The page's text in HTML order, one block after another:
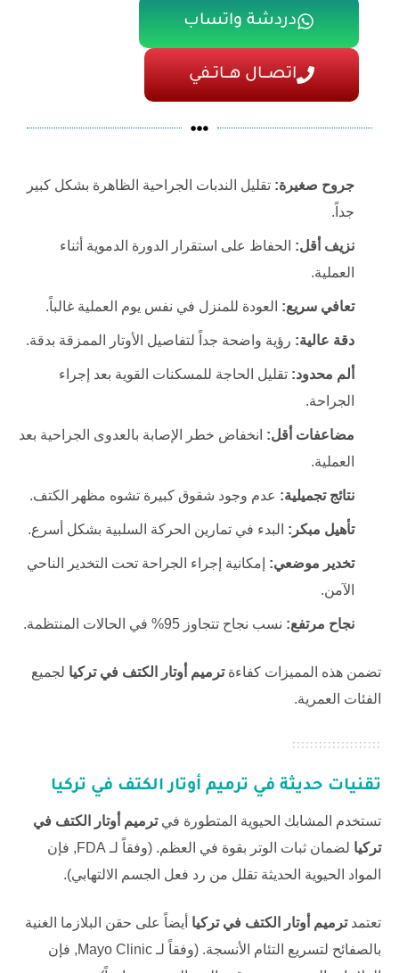
دردشة واتساب
اتصـــال هـــاتــفي
جروح صغيرة: تقليل الندبات الجراحية الظاهرة بشكل كبير
جداً.
نزيف أقل: الحفاظ على استقرار الدورة الدموية أثناء
العملية.
تعافي سريع: العودة للمنزل في نفس يوم العملية غالباً.
دقة عالية: رؤية واضحة جداً لتفاصيل الأوتار الممزقة بدقة.
ألم محدود: تقليل الحاجة للمسكنات القوية بعد إجراء
الجراحة.
مضاعفات أقل: انخفاض خطر الإصابة بالعدوى الجراحية بعد
العملية.
نتائج تجميلية: عدم وجود شقوق كبيرة تشوه مظهر الكتف.
تأهيل مبكر: البدء في تمارين الحركة السلبية بشكل أسرع.
تخدير موضعي: إمكانية إجراء الجراحة تحت التخدير الناحي
الآمن.
نجاح مرتفع: نسب نجاح تتجاوز 95% في الحالات المنتظمة.
تضمن هذه المميزات كفاءةترميم أوتار الكتف في تركيا لجميع
الفئات العمرية.
تقنيات حديثة في ترميم أوتار الكتف في تركيا
تستخدم المشابك الحيوية المتطورة فيترميم أوتار الكتف في
تركيا لضمان ثبات الوتر بقوة في العظم. (وفقاً لـ FDA, فإن
المواد الحيوية الحديثة تقلل من رد فعل الجسم الالتهابي).
تعتمدترميم أوتار الكتف في تركيا أيضاً على حقن البلازما الغنية
بالصفائح لتسريع التئام الأنسجة. (وفقاً لـ Mayo Clinic, فإن